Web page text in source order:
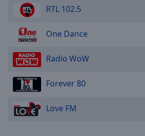
RTL 102.5
One Dance
Radio WoW
Forever 80
Love FM